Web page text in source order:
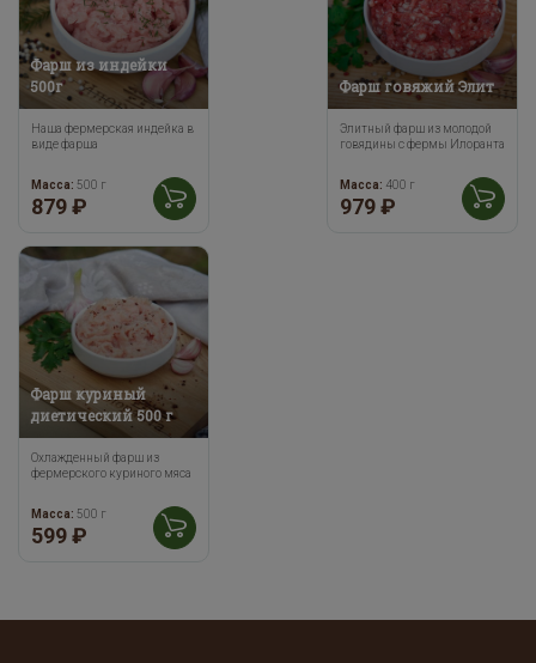
Фарш из индейки
500г
Наша фермерская индейка в
виде фарша
Масса: 500 г
879 ₽
Фарш говяжий Элит
Элитный фарш из молодой
говядины с фермы Илоранта
Масса: 400 г
979 ₽
Фарш куриный
диетический 500 г
Охлажденный фарш из
фермерского куриного мяса
Масса: 500 г
599 ₽